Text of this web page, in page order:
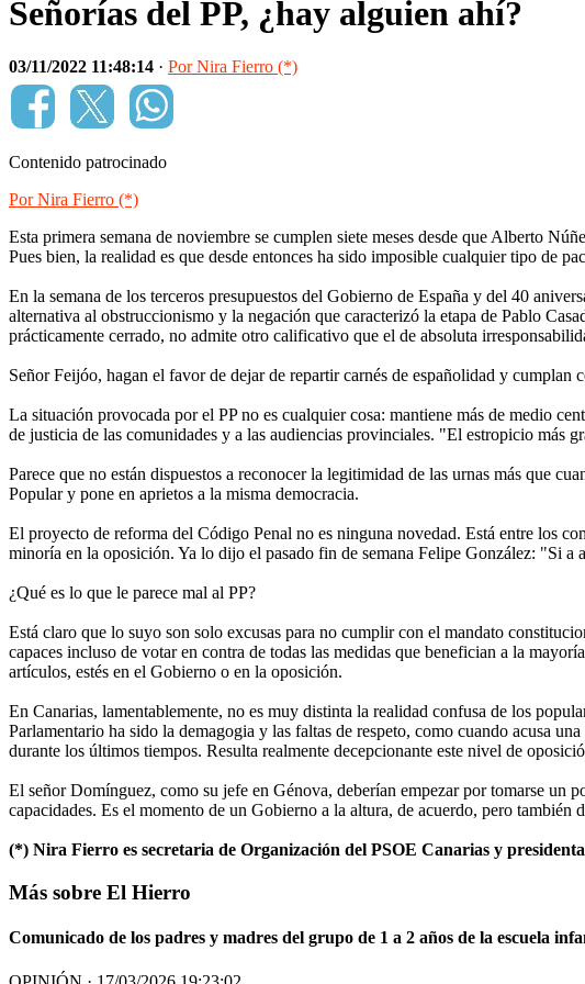
Señorías del PP, ¿hay alguien ahí?
03/11/2022 11:48:14 · Por Nira Fierro (*)
Contenido patrocinado
Por Nira Fierro (*)
Esta primera semana de noviembre se cumplen siete meses desde que Alberto
Pues bien, la realidad es que desde entonces ha sido imposible cualquier tipo de
En la semana de los terceros presupuestos del Gobierno de España y del 40
alternativa al obstruccionismo y la negación que caracterizó la etapa de Pablo
prácticamente cerrado, no admite otro calificativo que el de absoluta
Señor Feijóo, hagan el favor de dejar de repartir carnés de españolidad y cumplan
La situación provocada por el PP no es cualquier cosa: mantiene más de medio
de justicia de las comunidades y a las audiencias provinciales. "El estropicio más
Parece que no están dispuestos a reconocer la legitimidad de las urnas más que
Popular y pone en aprietos a la misma democracia.
El proyecto de reforma del Código Penal no es ninguna novedad. Está entre los
minoría en la oposición. Ya lo dijo el pasado fin de semana Felipe González: "Si
¿Qué es lo que le parece mal al PP?
Está claro que lo suyo son solo excusas para no cumplir con el mandato
capaces incluso de votar en contra de todas las medidas que benefician a la
artículos, estés en el Gobierno o en la oposición.
En Canarias, lamentablemente, no es muy distinta la realidad confusa de los
Parlamentario ha sido la demagogia y las faltas de respeto, como cuando acusa
durante los últimos tiempos. Resulta realmente decepcionante este nivel de
El señor Domínguez, como su jefe en Génova, deberían empezar por tomarse un
capacidades. Es el momento de un Gobierno a la altura, de acuerdo, pero también
(*) Nira Fierro es secretaria de Organización del PSOE Canarias y
Más sobre El Hierro
Comunicado de los padres y madres del grupo de 1 a 2 años de la escuela